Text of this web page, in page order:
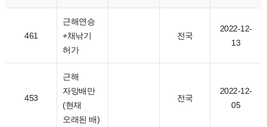
461
근해연승
+채낚기
허가
전국
2022-12-
13
453
근해
자망배만
(현재
오래된 배)
전국
2022-12-
05